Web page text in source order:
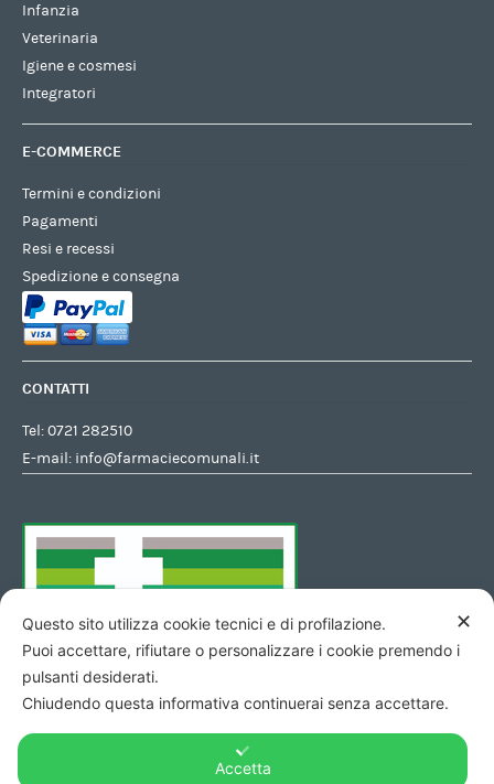
Infanzia
Veterinaria
Igiene e cosmesi
Integratori
E-COMMERCE
Termini e condizioni
Pagamenti
Resi e recessi
Spedizione e consegna
CONTATTI
Tel:0721 282510
E-mail: info@farmaciecomunali.it
✕
Questo sito utilizza cookie tecnici e di profilazione.
Puoi accettare, rifiutare o personalizzare i cookie premendo i
pulsanti desiderati.
Chiudendo questa informativa continuerai senza accettare.
Accetta